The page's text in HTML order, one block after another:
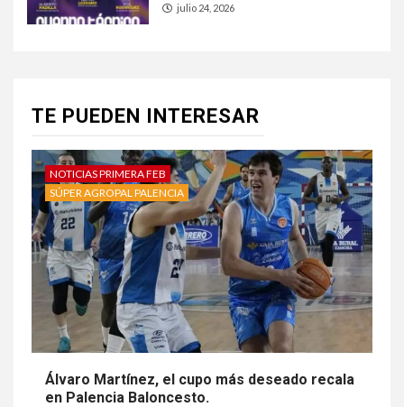
julio 24, 2026
TE PUEDEN INTERESAR
NOTICIAS PRIMERA FEB
SÚPER AGROPAL PALENCIA
Álvaro Martínez, el cupo más deseado recala
en Palencia Baloncesto.